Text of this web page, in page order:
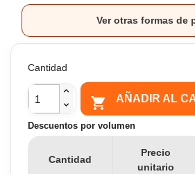
Ver otras formas de
Cantidad
 AÑADIR AL
Descuentos por volumen
Cantidad
Precio
unitario